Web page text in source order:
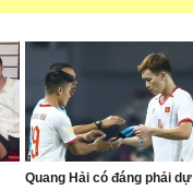
Quang Hải có đáng phải dự